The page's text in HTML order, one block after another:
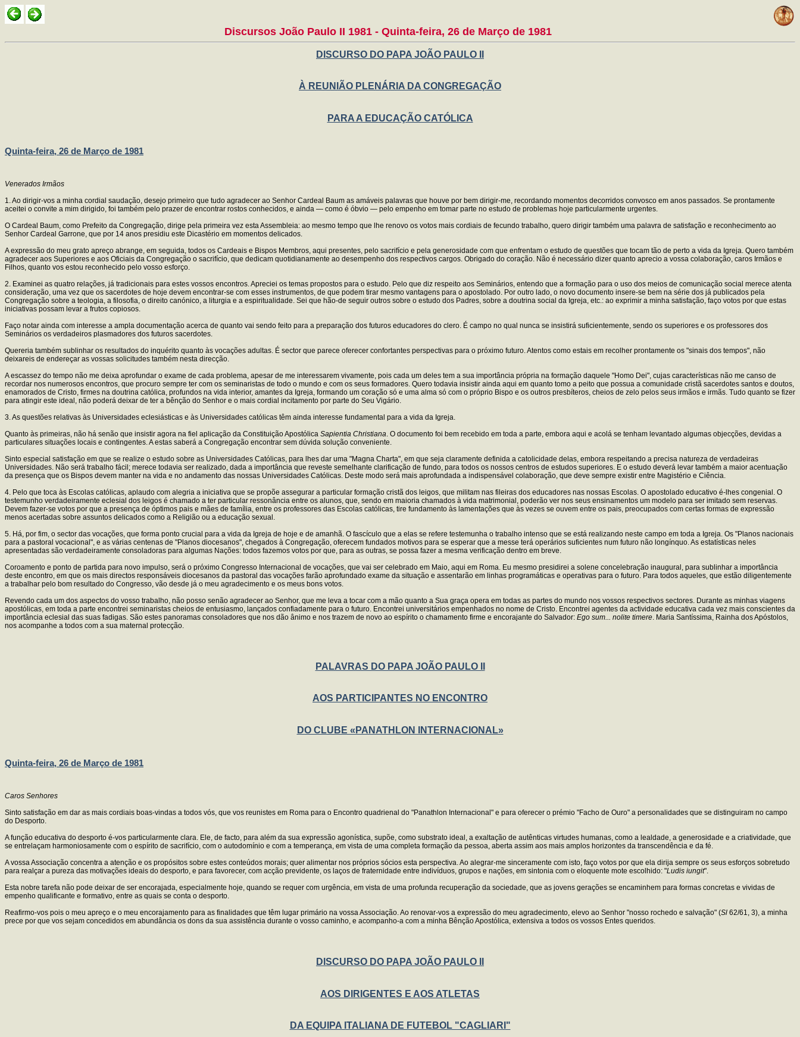
Discursos João Paulo II 1981 - Quinta-feira, 26 de Março de 1981
DISCURSO DO PAPA JOÃO PAULO II
À REUNIÃO PLENÁRIA DA CONGREGAÇÃO
PARA A EDUCAÇÃO CATÓLICA
Quinta-feira, 26 de Março de 1981
Venerados Irmãos
1. Ao dirigir-vos a minha cordial saudação, desejo primeiro que tudo agradecer ao Senhor Cardeal Baum as amáveis palavras que houve por bem dirigir-me, recordando momentos decorridos convosco em anos passados. Se prontamente
aceitei o convite a mim dirigido, foi também pelo prazer de encontrar rostos conhecidos, e ainda — como é óbvio — pelo empenho em tomar parte no estudo de problemas hoje particularmente urgentes.
O Cardeal Baum, como Prefeito da Congregação, dirige pela primeira vez esta Assembleia: ao mesmo tempo que lhe renovo os votos mais cordiais de fecundo trabalho, quero dirigir também uma palavra de satisfação e reconhecimento ao
Senhor Cardeal Garrone, que por 14 anos presidiu este Dicastério em momentos delicados.
A expressão do meu grato apreço abrange, em seguida, todos os Cardeais e Bispos Membros, aqui presentes, pelo sacrifício e pela generosidade com que enfrentam o estudo de questões que tocam tão de perto a vida da Igreja. Quero também
agradecer aos Superiores e aos Oficiais da Congregação o sacrifício, que dedicam quotidianamente ao desempenho dos respectivos cargos. Obrigado do coração. Não é necessário dizer quanto aprecio a vossa colaboração, caros Irmãos e
Filhos, quanto vos estou reconhecido pelo vosso esforço.
2. Examinei as quatro relações, já tradicionais para estes vossos encontros. Apreciei os temas propostos para o estudo. Pelo que diz respeito aos Seminários, entendo que a formação para o uso dos meios de comunicação social merece atenta
consideração, uma vez que os sacerdotes de hoje devem encontrar-se com esses instrumentos, de que podem tirar mesmo vantagens para o apostolado. Por outro lado, o novo documento insere-se bem na série dos já publicados pela
Congregação sobre a teologia, a filosofia, o direito canónico, a liturgia e a espiritualidade. Sei que hão-de seguir outros sobre o estudo dos Padres, sobre a doutrina social da Igreja, etc.: ao exprimir a minha satisfação, faço votos por que estas
iniciativas possam levar a frutos copiosos.
Faço notar ainda com interesse a ampla documentação acerca de quanto vai sendo feito para a preparação dos futuros educadores do clero. É campo no qual nunca se insistirá suficientemente, sendo os superiores e os professores dos
Seminários os verdadeiros plasmadores dos futuros sacerdotes.
Quereria também sublinhar os resultados do inquérito quanto às vocações adultas. É sector que parece oferecer confortantes perspectivas para o próximo futuro. Atentos como estais em recolher prontamente os "sinais dos tempos", não
deixareis de endereçar as vossas solicitudes também nesta direcção.
A escassez do tempo não me deixa aprofundar o exame de cada problema, apesar de me interessarem vivamente, pois cada um deles tem a sua importância própria na formação daquele "Homo Dei", cujas características não me canso de
recordar nos numerosos encontros, que procuro sempre ter com os seminaristas de todo o mundo e com os seus formadores. Quero todavia insistir ainda aqui em quanto tomo a peito que possua a comunidade cristã sacerdotes santos e doutos,
enamorados de Cristo, firmes na doutrina católica, profundos na vida interior, amantes da Igreja, formando um coração só e uma alma só com o próprio Bispo e os outros presbíteros, cheios de zelo pelos seus irmãos e irmãs. Tudo quanto se fizer
para atingir este ideal, não poderá deixar de ter a bênção do Senhor e o mais cordial incitamento por parte do Seu Vigário.
3. As questões relativas às Universidades eclesiásticas e às Universidades católicas têm ainda interesse fundamental para a vida da Igreja.
Quanto às primeiras, não há senão que insistir agora na fiel aplicação da Constituição Apostólica Sapientia Christiana. O documento foi bem recebido em toda a parte, embora aqui e acolá se tenham levantado algumas objecções, devidas a
particulares situações locais e contingentes. A estas saberá a Congregação encontrar sem dúvida solução conveniente.
Sinto especial satisfação em que se realize o estudo sobre as Universidades Católicas, para lhes dar uma "Magna Charta", em que seja claramente definida a catolicidade delas, embora respeitando a precisa natureza de verdadeiras
Universidades. Não será trabalho fácil; merece todavia ser realizado, dada a importância que reveste semelhante clarificação de fundo, para todos os nossos centros de estudos superiores. E o estudo deverá levar também a maior acentuação
da presença que os Bispos devem manter na vida e no andamento das nossas Universidades Católicas. Deste modo será mais aprofundada a indispensável colaboração, que deve sempre existir entre Magistério e Ciência.
4. Pelo que toca às Escolas católicas, aplaudo com alegria a iniciativa que se propõe assegurar a particular formação cristã dos leigos, que militam nas fileiras dos educadores nas nossas Escolas. O apostolado educativo é-lhes congenial. O
testemunho verdadeiramente eclesial dos leigos é chamado a ter particular ressonância entre os alunos, que, sendo em maioria chamados à vida matrimonial, poderão ver nos seus ensinamentos um modelo para ser imitado sem reservas.
Devem fazer-se votos por que a presença de óptimos pais e mães de família, entre os professores das Escolas católicas, tire fundamento às lamentações que às vezes se ouvem entre os pais, preocupados com certas formas de expressão
menos acertadas sobre assuntos delicados como a Religião ou a educação sexual.
5. Há, por fim, o sector das vocações, que forma ponto crucial para a vida da Igreja de hoje e de amanhã. O fascículo que a elas se refere testemunha o trabalho intenso que se está realizando neste campo em toda a Igreja. Os "Planos nacionais
para a pastoral vocacional", e as várias centenas de "Planos diocesanos", chegados à Congregação, oferecem fundados motivos para se esperar que a messe terá operários suficientes num futuro não longínquo. As estatísticas neles
apresentadas são verdadeiramente consoladoras para algumas Nações: todos fazemos votos por que, para as outras, se possa fazer a mesma verificação dentro em breve.
Coroamento e ponto de partida para novo impulso, será o próximo Congresso Internacional de vocações, que vai ser celebrado em Maio, aqui em Roma. Eu mesmo presidirei a solene concelebração inaugural, para sublinhar a importância
deste encontro, em que os mais directos responsáveis diocesanos da pastoral das vocações farão aprofundado exame da situação e assentarão em linhas programáticas e operativas para o futuro. Para todos aqueles, que estão diligentemente
a trabalhar pelo bom resultado do Congresso, vão desde já o meu agradecimento e os meus bons votos.
Revendo cada um dos aspectos do vosso trabalho, não posso senão agradecer ao Senhor, que me leva a tocar com a mão quanto a Sua graça opera em todas as partes do mundo nos vossos respectivos sectores. Durante as minhas viagens
apostólicas, em toda a parte encontrei seminaristas cheios de entusiasmo, lançados confiadamente para o futuro. Encontrei universitários empenhados no nome de Cristo. Encontrei agentes da actividade educativa cada vez mais conscientes da
importância eclesial das suas fadigas. São estes panoramas consoladores que nos dão ânimo e nos trazem de novo ao espírito o chamamento firme e encorajante do Salvador: Ego sum... nolite timere. Maria Santíssima, Rainha dos Apóstolos,
nos acompanhe a todos com a sua maternal protecção.
PALAVRAS DO PAPA JOÃO PAULO II
AOS PARTICIPANTES NO ENCONTRO
DO CLUBE «PANATHLON INTERNACIONAL»
Quinta-feira, 26 de Março de 1981
Caros Senhores
Sinto satisfação em dar as mais cordiais boas-vindas a todos vós, que vos reunistes em Roma para o Encontro quadrienal do "Panathlon Internacional" e para oferecer o prémio "Facho de Ouro" a personalidades que se distinguiram no campo
do Desporto.
A função educativa do desporto é-vos particularmente clara. Ele, de facto, para além da sua expressão agonística, supõe, como substrato ideal, a exaltação de autênticas virtudes humanas, como a lealdade, a generosidade e a criatividade, que
se entrelaçam harmoniosamente com o espírito de sacrifício, com o autodomínio e com a temperança, em vista de uma completa formação da pessoa, aberta assim aos mais amplos horizontes da transcendência e da fé.
A vossa Associação concentra a atenção e os propósitos sobre estes conteúdos morais; quer alimentar nos próprios sócios esta perspectiva. Ao alegrar-me sinceramente com isto, faço votos por que ela dirija sempre os seus esforços sobretudo
para realçar a pureza das motivações ideais do desporto, e para favorecer, com acção previdente, os laços de fraternidade entre indivíduos, grupos e nações, em sintonia com o eloquente mote escolhido: "Ludis iungit".
Esta nobre tarefa não pode deixar de ser encorajada, especialmente hoje, quando se requer com urgência, em vista de uma profunda recuperação da sociedade, que as jovens gerações se encaminhem para formas concretas e vividas de
empenho qualificante e formativo, entre as quais se conta o desporto.
Reafirmo-vos pois o meu apreço e o meu encorajamento para as finalidades que têm lugar primário na vossa Associação. Ao renovar-vos a expressão do meu agradecimento, elevo ao Senhor "nosso rochedo e salvação" (Sl 62/61, 3), a minha
prece por que vos sejam concedidos em abundância os dons da sua assistência durante o vosso caminho, e acompanho-a com a minha Bênção Apostólica, extensiva a todos os vossos Entes queridos.
DISCURSO DO PAPA JOÃO PAULO II
AOS DIRIGENTES E AOS ATLETAS
DA EQUIPA ITALIANA DE FUTEBOL "CAGLIARI"